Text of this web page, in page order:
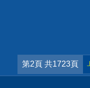
第2頁 共1723頁